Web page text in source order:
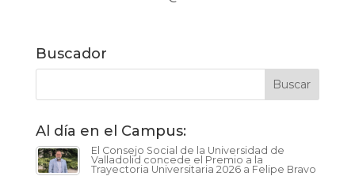
Buscador
Al día en el Campus:
El Consejo Social de la Universidad de
Valladolid concede el Premio a la
Trayectoria Universitaria 2026 a Felipe Bravo